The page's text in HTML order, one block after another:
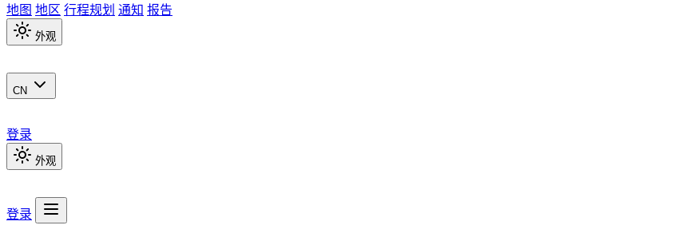
地图 地区 行程规划 通知 报告
外观
CN
登录
外观
登录